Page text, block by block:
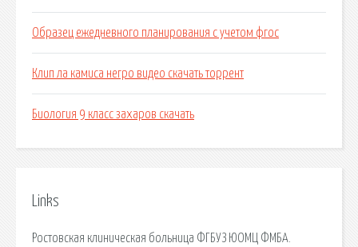
Образец ежедневного планирования с учетом фгос
Клип ла камиса негро видео скачать торрент
Биология 9 класс захаров скачать
Links
Ростовская клиническая больница ФГБУЗ ЮОМЦ ФМБА.